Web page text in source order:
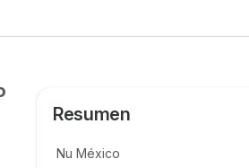
Resumen
Nu México